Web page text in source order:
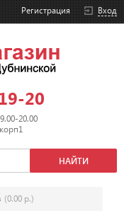
Вход
Регистрация
20
20.00
(0.00 р.)